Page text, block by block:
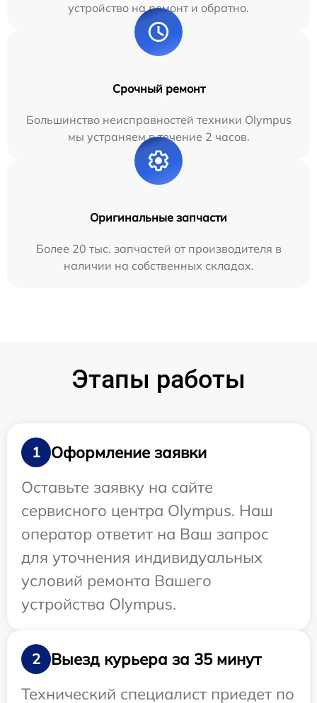
устройство на ремонт и обратно.
Срочный ремонт
Большинство неисправностей техники Olympus
мы устраняем в течение 2 часов.
Оригинальные запчасти
Более 20 тыс. запчастей от производителя в
наличии на собственных складах.
Этапы работы
1
Оформление заявки
Оставьте заявку на сайте
сервисного центра Olympus. Наш
оператор ответит на Ваш запрос
для уточнения индивидуальных
условий ремонта Вашего
устройства Olympus.
2
Выезд курьера за 35 минут
Технический специалист приедет по